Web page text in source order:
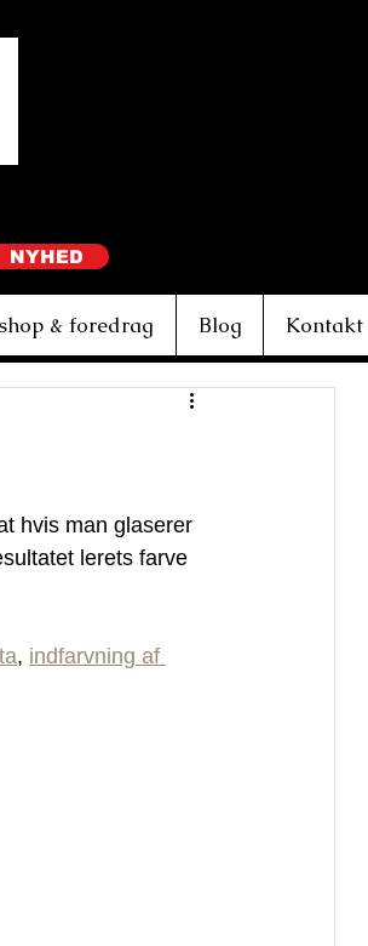
NYHED
& foredrag Blog Kontakt
hvis man glaserer
lerets farve
, indfarvning af